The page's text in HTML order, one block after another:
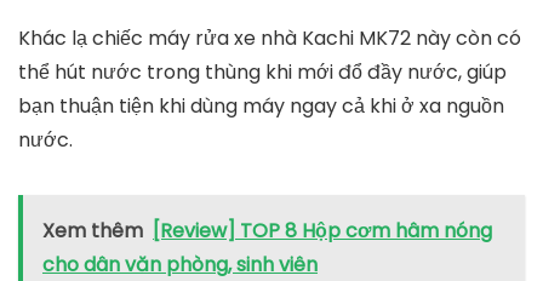
Khác lạ chiếc máy rửa xe nhà Kachi MK72 này còn có
thể hút nước trong thùng khi mới đổ đầy nước, giúp
bạn thuận tiện khi dùng máy ngay cả khi ở xa nguồn
nước.
Xem thêm [Review] TOP 8 Hộp cơm hâm nóng
cho dân văn phòng, sinh viên